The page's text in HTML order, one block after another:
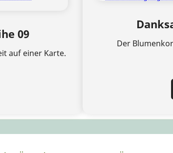
09
auf einer Karte.
Der